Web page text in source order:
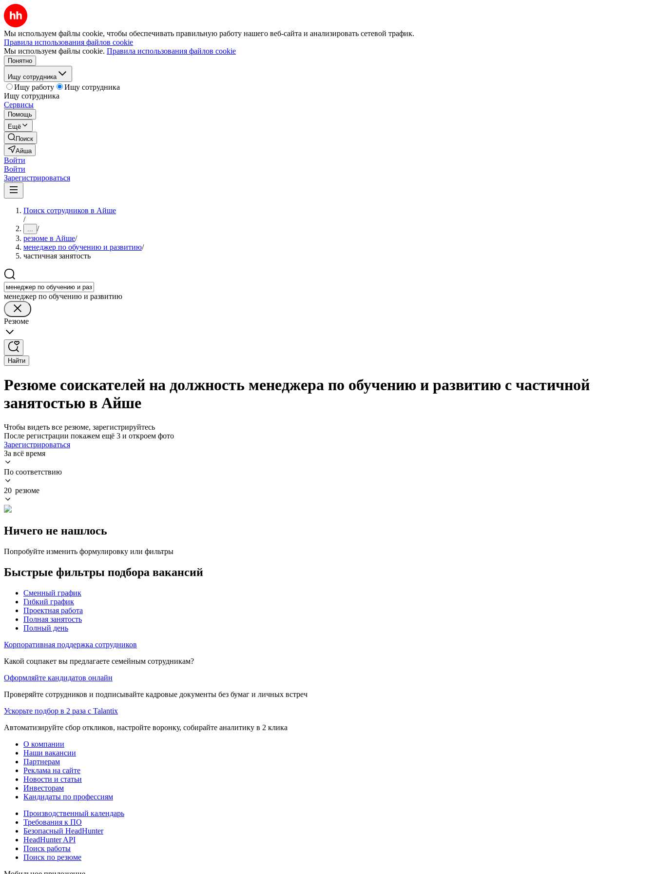
Мы используем файлы cookie, чтобы обеспечивать правильную работу нашего веб-сайта и анализировать сетевой трафик.
Правила использования файлов cookie
Мы используем файлы cookie. Правила использования файлов cookie
Понятно
Ищу сотрудника
Ищу работу
Ищу сотрудника
Ищу сотрудника
Сервисы
Помощь
Ещё
Поиск
Айша
Войти
Войти
Зарегистрироваться
Поиск сотрудников в Айше
/
... /
резюме в Айше/
менеджер по обучению и развитию/
частичная занятость
менеджер по обучению и развитию
Резюме
Найти
Резюме соискателей на должность менеджера по обучению и развитию с частичной
занятостью в Айше
Чтобы видеть все резюме, зарегистрируйтесь
После регистрации покажем ещё 3 и откроем фото
Зарегистрироваться
За всё время
По соответствию
20 резюме
Ничего не нашлось
Попробуйте изменить формулировку или фильтры
Быстрые фильтры подбора вакансий
Сменный график
Гибкий график
Проектная работа
Полная занятость
Полный день
Корпоративная поддержка сотрудников
Какой соцпакет вы предлагаете семейным сотрудникам?
Оформляйте кандидатов онлайн
Проверяйте сотрудников и подписывайте кадровые документы без бумаг и личных встреч
Ускорьте подбор в 2 раза с Talantix
Автоматизируйте сбор откликов, настройте воронку, собирайте аналитику в 2 клика
О компании
Наши вакансии
Партнерам
Реклама на сайте
Новости и статьи
Инвесторам
Кандидаты по профессиям
Производственный календарь
Требования к ПО
Безопасный HeadHunter
HeadHunter API
Поиск работы
Поиск по резюме